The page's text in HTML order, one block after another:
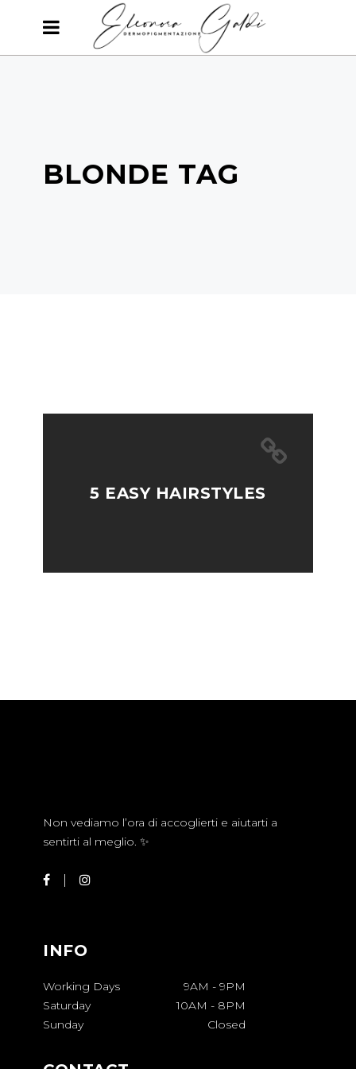
BLONDE TAG
5 EASY HAIRSTYLES
Non vediamo l’ora di accoglierti e aiutarti a
sentirti al meglio. ✨
INFO
Working Days 9AM - 9PM
Saturday
10AM - 8PM
Sunday
Closed